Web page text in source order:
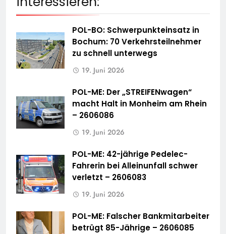
POL-BO: Schwerpunkteinsatz in
Bochum: 70 Verkehrsteilnehmer
zu schnell unterwegs
19. Juni 2026
POL-ME: Der „STREIFENwagen“
macht Halt in Monheim am Rhein
– 2606086
19. Juni 2026
POL-ME: 42-jährige Pedelec-
Fahrerin bei Alleinunfall schwer
verletzt – 2606083
19. Juni 2026
POL-ME: Falscher Bankmitarbeiter
betrügt 85-Jährige – 2606085